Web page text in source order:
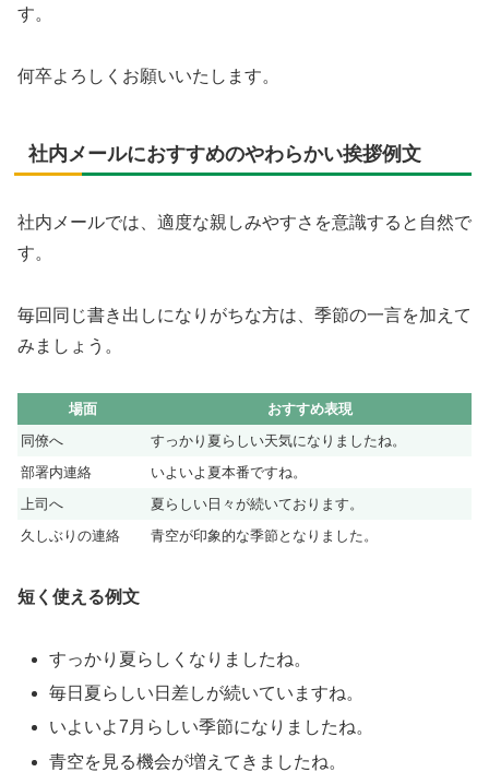
す。
何卒よろしくお願いいたします。
社内メールにおすすめのやわらかい挨拶例文
社内メールでは、適度な親しみやすさを意識すると自然で
す。
毎回同じ書き出しになりがちな方は、季節の一言を加えて
みましょう。
場面
おすすめ表現
同僚へ
すっかり夏らしい天気になりましたね。
部署内連絡
いよいよ夏本番ですね。
上司へ
夏らしい日々が続いております。
久しぶりの連絡
青空が印象的な季節となりました。
短く使える例文
すっかり夏らしくなりましたね。
毎日夏らしい日差しが続いていますね。
いよいよ7月らしい季節になりましたね。
青空を見る機会が増えてきましたね。